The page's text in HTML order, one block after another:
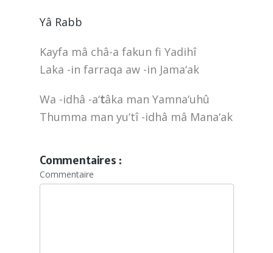
Yâ Rabb
Kayfa mâ châ-a fakun fi Yadihî
Laka -in farraqa aw -in Jama‘ak
Wa -idhâ -a‘tâka man Yamna‘uhû
Thumma man yu‘tî -idhâ mâ Mana‘ak
Commentaires :
Commentaire